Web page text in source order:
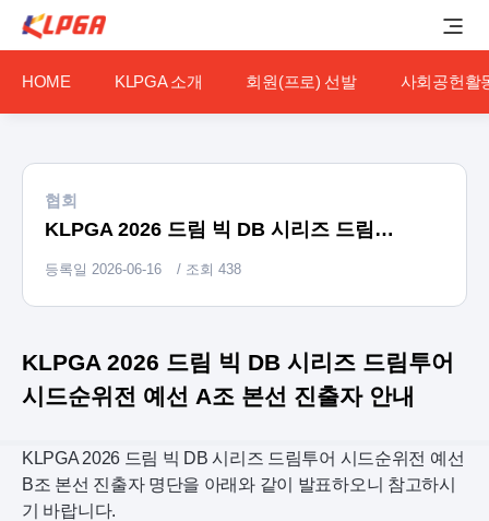
HOME KLPGA 소개 회원(프로) 선발 사회공헌활
협회
KLPGA 2026 드림 빅 DB 시리즈 드림투어 시드순위전 예선 A조 본선 진출자 안내
등록일 2026-06-16 / 조회 438
KLPGA 2026 드림 빅 DB 시리즈 드림투어
시드순위전 예선 A조 본선 진출자 안내
KLPGA 2026 드림 빅 DB 시리즈 드림투어 시드순위전 예선
B조 본선 진출자 명단을 아래와 같이 발표하오니 참고하시
기 바랍니다.